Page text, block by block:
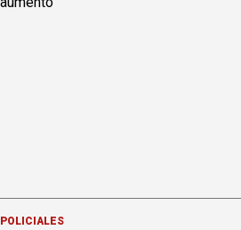
POLICIALES